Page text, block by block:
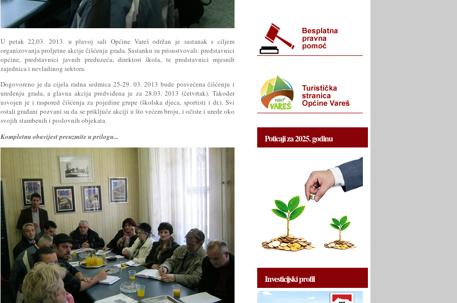
U petak 22.03. 2013. u plavoj sali Općine Vareš održan je sastanak s ciljem
organizovanja proljetne akcije čišćenja grada. Sastanku su prisustvovali: predstavnici
općine, predstavnici javnih preduzeća, direktori škola, te predstavnici mjesnih
zajednica i nevladinog sektora.
Dogovoreno je da cijela radna sedmica 25-29. 03. 2013 bude posvećena čišćenju i
uređenju grada, a glavna akcija predviđena je za 28.03. 2013 (četvrtak). Također
usvojen je i raspored čišćenja za pojedine grupe (školska djeca, sportisti i dr.). Svi
ostali građani pozvani su da se priključe akciji u što većem broju, i očiste i urede oko
svojih stambenih i poslovnih objekata.
Kompletnu obavijest preuzmite u prilogu...
Poticaji za 2025. godinu
Investicijski profil